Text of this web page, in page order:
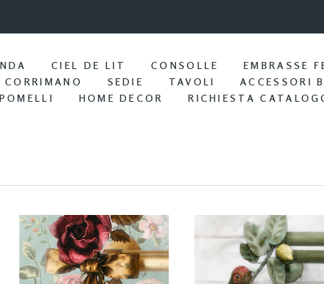
CIEL DE LIT CONSOLLE EMBRASSE
CORRIMANO
SEDIE TAVOLI ACCESSORI
HOME DECOR RICHIESTA